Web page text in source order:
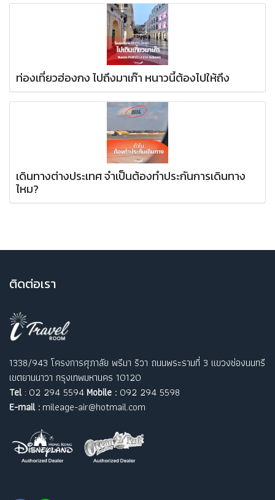
ท่องเที่ยวฮ่องกง ไปถึงมาเก๊า หนาวนี้ต้องไปให้ถึง
เดินทางต่างประเทศ จำเป็นต้องทำประกันการเดินทาง
ไหม?
ติดต่อเรา
1338/943 โครงการศุภาลัย พรีมา ริวา ถนนพระรามที่ 3 แขวงช่องนนทรี
เขตยานนาวา กรุงเทพมหานคร 10120
Tel: 02 294 5594 Mobile : 092 294 5598
E-mail : mileage-air@hotmail.com